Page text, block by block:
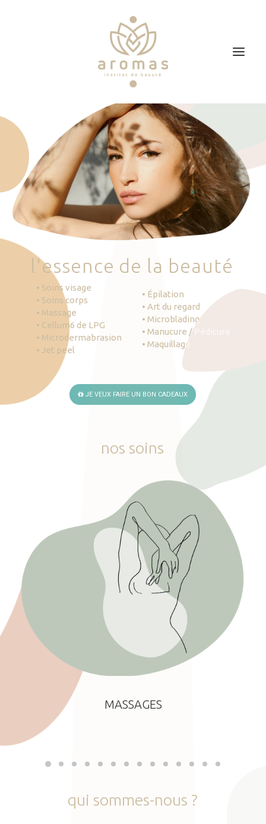
Soins
Je veux faire un bon cadeau
Plan d’accès
Prendre RDV
'essence de la beauté
• Soins visage
• Soins corps
• Massage
• Cellum6 de LPG
• Microdermabrasion
• Jet peel
• Épilation
• Art du regard
• Microblading
• Manucure / Pédicure
• Maquillage
JE VEUX FAIRE UN BON CADEAUX
nos soins
MASSAGES
qui sommes-nous ?